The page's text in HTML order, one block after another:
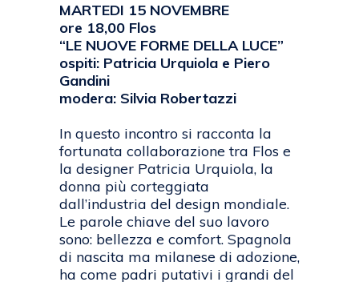
MARTEDI 15 NOVEMBRE
ore 18,00 Flos
“LE NUOVE FORME DELLA LUCE”
ospiti: Patricia Urquiola e Piero
Gandini
modera: Silvia Robertazzi
In questo incontro si racconta la
fortunata collaborazione tra Flos e
la designer Patricia Urquiola, la
donna più corteggiata
dall’industria del design mondiale.
Le parole chiave del suo lavoro
sono: bellezza e comfort. Spagnola
di nascita ma milanese di adozione,
ha come padri putativi i grandi del